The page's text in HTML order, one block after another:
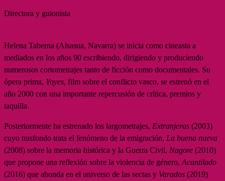
Directora y guionista
Helena Taberna (Alsasua, Navarra) se inicia como cineasta a
mediados en los años 90 escribiendo, dirigiendo y produciendo
numerosos cortometrajes tanto de ficción como documentales. Su
ópera prima, Yoyes, film sobre el conflicto vasco, se estrenó en el
año 2000 con una importante repercusión de crítica, premios y
taquilla.
Posteriormente ha estrenado los largometrajes, Extranjeras (2003)
cuyo trasfondo trata el fenómeno de la emigración, La buena nueva
(2008) sobre la memoria histórica y la Guerra Civil, Nagore (2010)
que propone una reflexión sobre la violencia de género, Acantilado
(2016) que ahonda en el universo de las sectas y Varados (2019)